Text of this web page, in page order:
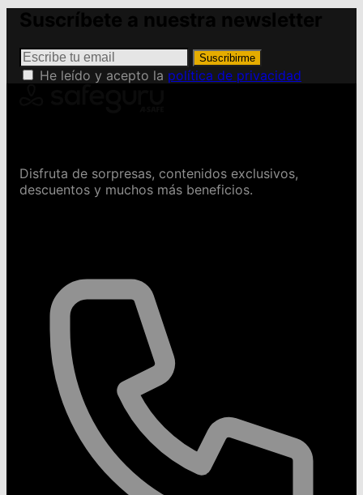
Suscribirme
He leído y acepto la política de privacidad
Disfruta de sorpresas, contenidos exclusivos,
descuentos y muchos más beneficios.